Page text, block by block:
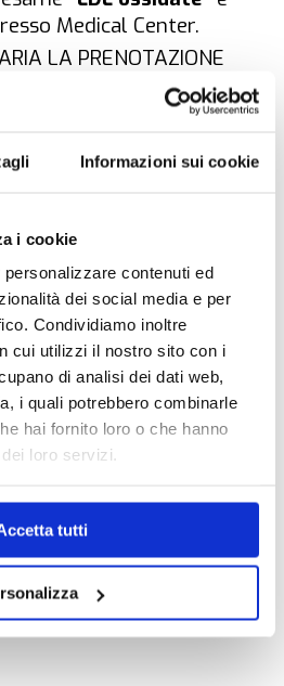
Informazioni sui cookie
i cookie
contenuti ed
dei social media e per
Condividiamo inoltre
cui utilizzi il nostro sito con i
di analisi dei dati web,
i quali potrebbero combinarle
hai fornito loro o che hanno
loro servizi.
tutti
Medical Center.
LA PRENOTAZIONE
DI CONTATTO